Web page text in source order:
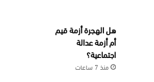
هل الهجرة أزمة قيم
أم أزمة عدالة
اجتماعية؟
منذ 7 ساعات